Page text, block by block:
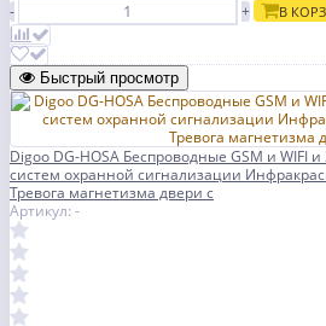
-
+ В
Быстрый просмотр
Digoo DG-HOSA Беспроводные GSM и WIFI
систем охранной сигнализации
Тревога магнетизма двери с
Артикул: -